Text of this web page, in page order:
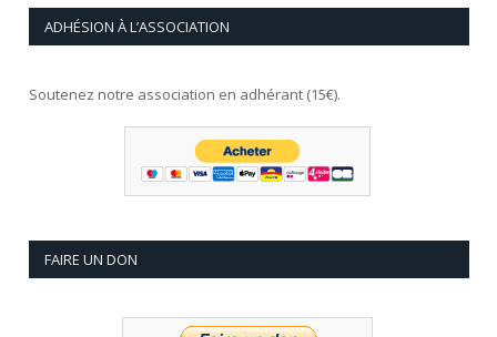
ADHÉSION À L’ASSOCIATION
Soutenez notre association en adhérant (15€).
FAIRE UN DON